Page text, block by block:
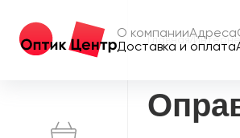
О компанииАдреса
Доставка и оплата
Главная/